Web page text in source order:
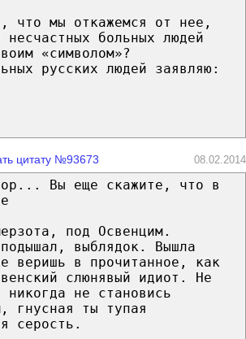
что мы откажемся от нее,
больных людей
«символом»?
русских людей заявляю:
цитату №93673 08.02.2014
Вы еще скажите, что в
под Освенцим.
выблядок. Вышла
веришь в прочитанное, как
слюнявый идиот. Не
никогда не становись
гнусная ты тупая
серость.